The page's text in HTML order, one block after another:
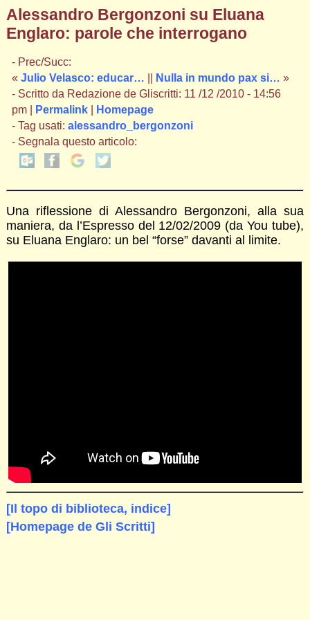
Alessandro Bergonzoni su Eluana
Englaro: parole che interrogano
- Prec/Succ:
« Julio Velasco: educar… Nulla in mundo pax si… »
- Scritto da Redazione de Gliscritti: 11 /12 /2010 - 14:56
pm |
Permalink|
Homepage
- Tag usati: alessandro_bergonzoni
- Segnala questo articolo:
Una riflessione di Alessandro Bergonzoni, alla sua
maniera, da l’Espresso del 12/02/2009 (da You tube),
su Eluana Englaro: un bel “forse” davanti al limite.
[Il topo di biblioteca, indice]
[Homepage de Gli Scritti]